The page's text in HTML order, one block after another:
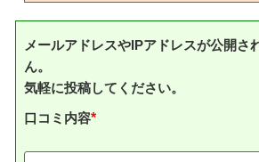
メールアドレスやIPアドレスが公開さ
ん。
気軽に投稿してください。
口コミ内容*